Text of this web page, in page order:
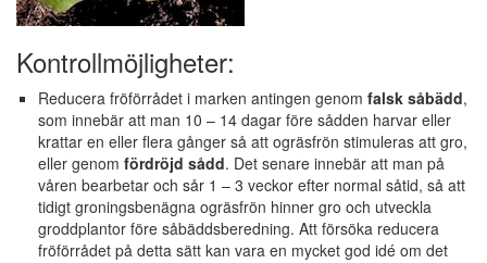
Kontrollmöjligheter:
Reducera fröförrådet i marken antingen genom falsk såbädd,
som innebär att man 10 – 14 dagar före sådden harvar eller
krattar en eller flera gånger så att ogräsfrön stimuleras att gro,
eller genom fördröjd sådd. Det senare innebär att man på
våren bearbetar och sår 1 – 3 veckor efter normal såtid, så att
tidigt groningsbenägna ogräsfrön hinner gro och utveckla
groddplantor före såbäddsberedning. Att försöka reducera
fröförrådet på detta sätt kan vara en mycket god idé om det